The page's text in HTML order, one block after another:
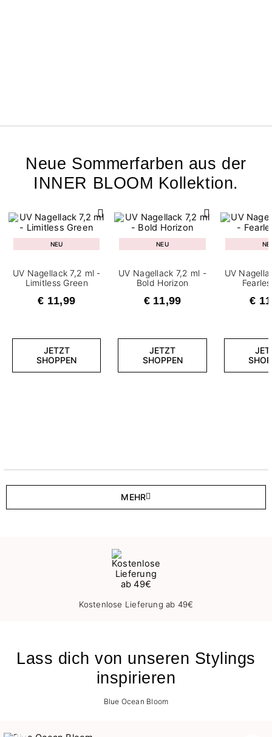
Neue Sommerfarben aus der
INNER BLOOM Kollektion.
NEU
UV Nagellack 7,2 ml -
Limitless Green
€ 11,99
JETZT
SHOPPEN
NEU
UV Nagellack 7,2 ml -
Bold Horizon
€ 11,99
JETZT
SHOPPEN
UV
€
MEHR
Kostenlose Lieferung ab 49€
Lass dich von unseren Stylings
inspirieren
Blue Ocean Bloom